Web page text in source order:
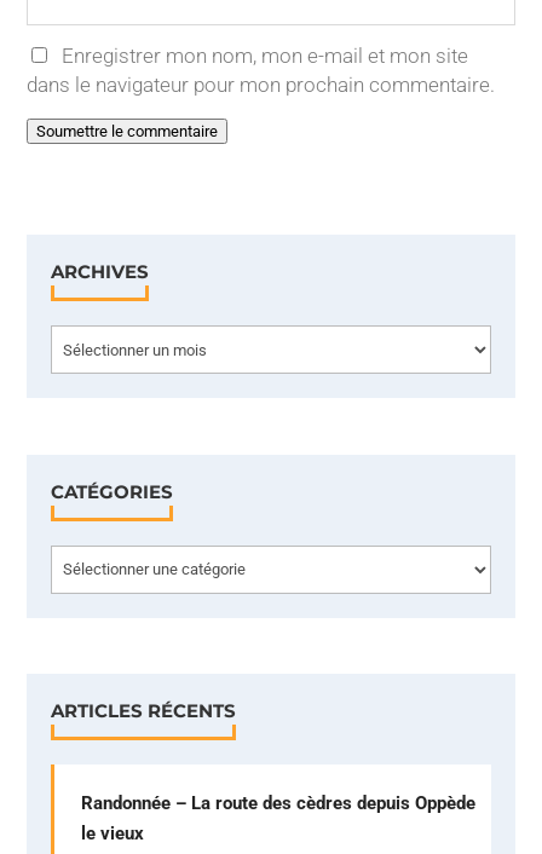
Enregistrer mon nom, mon e-mail et mon site
dans le navigateur pour mon prochain commentaire.
Soumettre le commentaire
ARCHIVES
CATÉGORIES
ARTICLES RÉCENTS
Randonnée – La route des cèdres depuis Oppède
le vieux